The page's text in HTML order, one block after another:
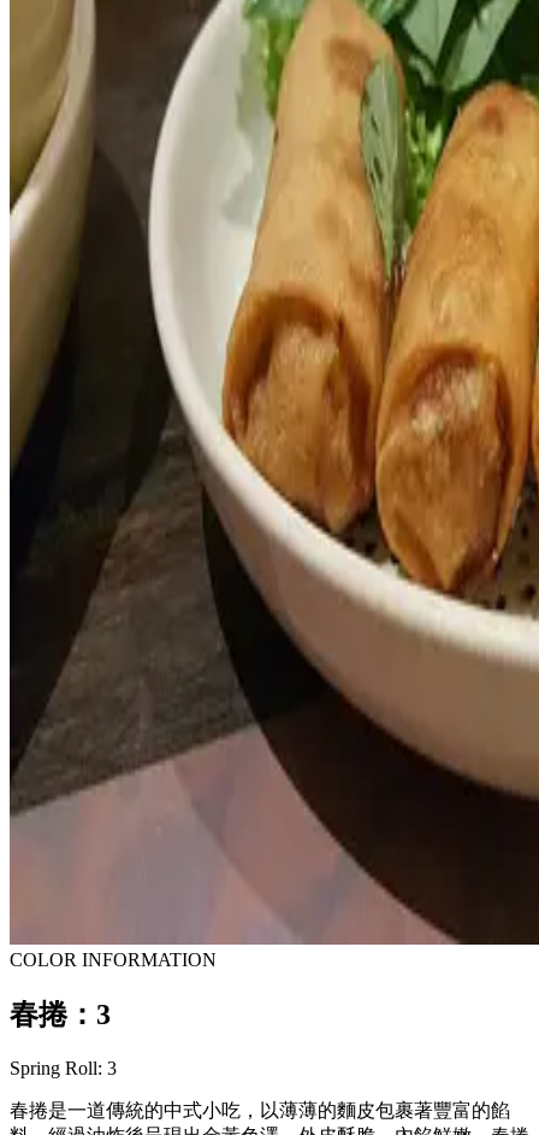
COLOR INFORMATION
春捲：3
Spring Roll: 3
春捲是一道傳統的中式小吃，以薄薄的麵皮包裹著豐富的餡